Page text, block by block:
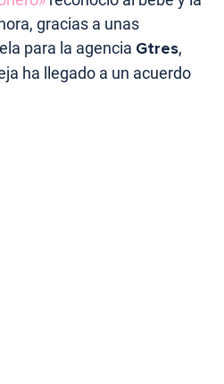
gracias a unas
para la agencia Gtres,
ha llegado a un acuerdo